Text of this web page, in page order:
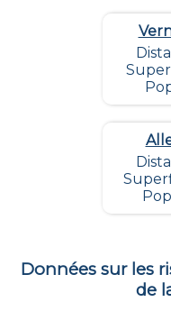
Données sur les
de